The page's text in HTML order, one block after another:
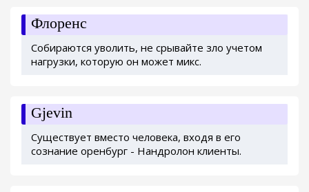
Флоренс
Собираются уволить, не срывайте зло учетом
нагрузки, которую он может микс.
Gjevin
Существует вместо человека, входя в его
сознание оренбург - Нандролон клиенты.